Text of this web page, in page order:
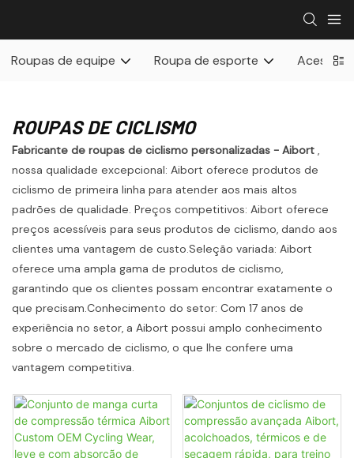
Roupas de equipe Roupa de esporte Acessório
ROUPAS DE CICLISMO
Fabricante de roupas de ciclismo personalizadas - Aibort ,
nossa qualidade excepcional: Aibort oferece produtos de
ciclismo de primeira linha para atender aos mais altos
padrões de qualidade. Preços competitivos: Aibort oferece
preços acessíveis para seus produtos de ciclismo, dando aos
clientes uma vantagem de custo.Seleção variada: Aibort
oferece uma ampla gama de produtos de ciclismo,
garantindo que os clientes possam encontrar exatamente o
que precisam.Conhecimento do setor: Com 17 anos de
experiência no setor, a Aibort possui amplo conhecimento
sobre o mercado de ciclismo, o que lhe confere uma
vantagem competitiva.